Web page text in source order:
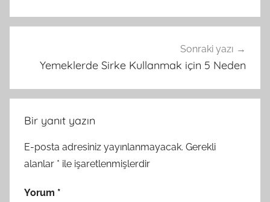
Sonraki yazı
Yemeklerde Sirke Kullanmak için 5 Neden
Bir yanıt yazın
E-posta adresiniz yayınlanmayacak. Gerekli
alanlar * ile işaretlenmişlerdir
Yorum *